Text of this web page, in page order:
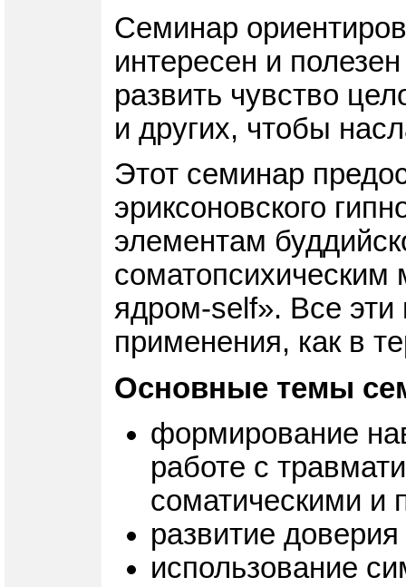
Семинар
интересен и
развить чувство
и других, чтобы
Этот семинар
эриксоновского
элементам
соматопсихическим
ядром-self». Все эти
применения, как в
Основные темы
формирование
работе с
соматическими и
развитие
использование